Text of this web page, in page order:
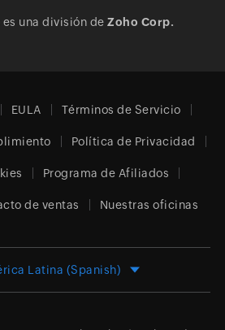
es una división deZoho Corp.
EULA Términos de Servicio
Política de Privacidad
Programa de Afiliados
de ventas Nuestras oficinas
Latina (Spanish)